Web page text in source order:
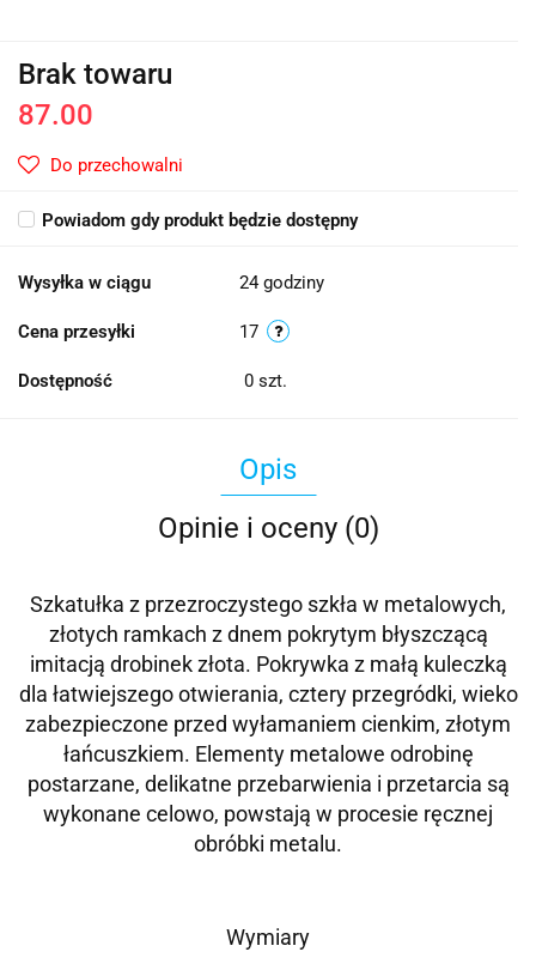
Brak towaru
87.00
Do przechowalni
Powiadom gdy produkt będzie dostępny
Wysyłka w ciągu 24 godziny
Cena przesyłki 17
Dostępność 0 szt.
Opis
Opinie i oceny (0)
Szkatułka z przezroczystego szkła w metalowych,
złotych ramkach z dnem pokrytym błyszczącą
imitacją drobinek złota. Pokrywka z małą kuleczką
dla łatwiejszego otwierania, cztery przegródki, wieko
zabezpieczone przed wyłamaniem cienkim, złotym
łańcuszkiem. Elementy metalowe odrobinę
postarzane, delikatne przebarwienia i przetarcia są
wykonane celowo, powstają w procesie ręcznej
obróbki metalu.
Wymiary